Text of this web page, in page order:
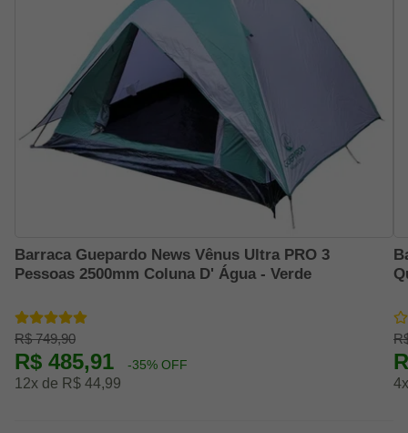
Barraca Guepardo News Vênus Ultra PRO 3
Pessoas 2500mm Coluna D' Água - Verde
R$ 749,90
R$ 485,91 -35% OFF
12x de R$ 44,99